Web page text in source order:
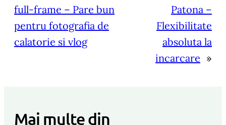
full-frame – Pare bun
pentru fotografia de
calatorie si vlog
Patona –
Flexibilitate
absoluta la
incarcare »
Mai multe din